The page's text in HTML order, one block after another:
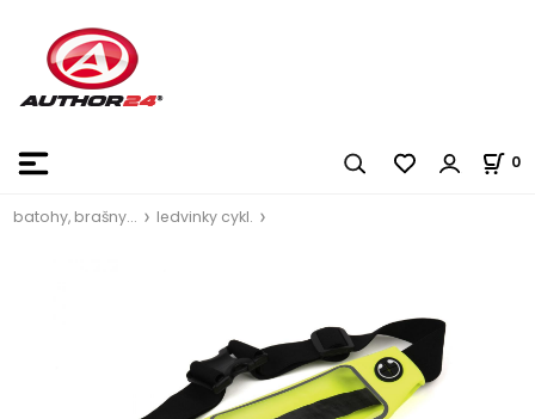
0
batohy, brašny... ledvinky cykl.